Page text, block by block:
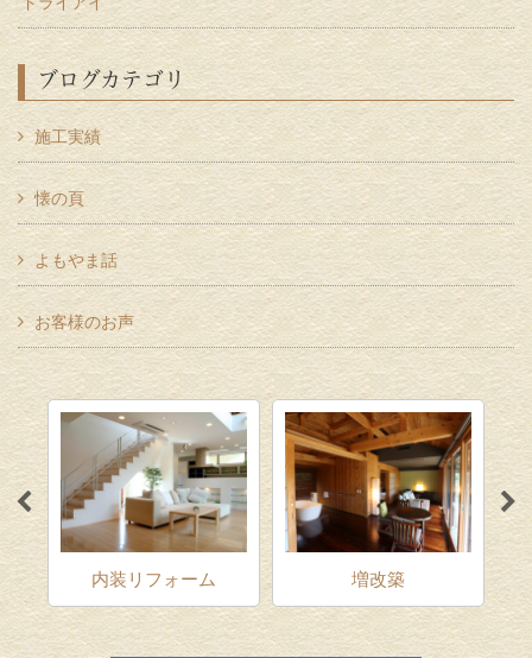
ブログカテゴリ
施工実績
懐の頁
よもやま話
お客様のお声
内装リフォーム 増改築